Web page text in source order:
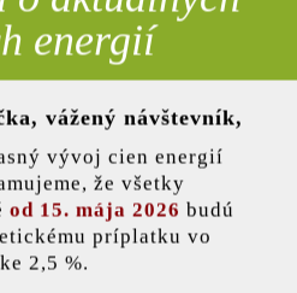
pretože tieto okrúhle platne s
kreativita voľnú ruku – a
energií
vážený návštevník,
vývoj cien energií
že všetky
od 15. mája 2026 budú
príplatku vo
2,5 %.